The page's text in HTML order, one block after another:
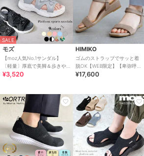
SALE
モズ
【moz人気No.1サンダル】
〔軽量〕厚底で美脚＆歩きや
すい！疲れにくいフィット感
¥3,520
HIMIKO
ゴムのストラップでサッと着
脱OK【WEB限定】【卑弥呼
26SS】ゴムストラップサンダ
¥17,600